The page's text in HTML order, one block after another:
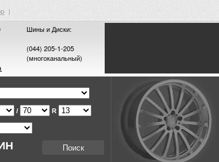
|
Шины и Диски:
(044) 205-1-205
(многоканальный)
/ R